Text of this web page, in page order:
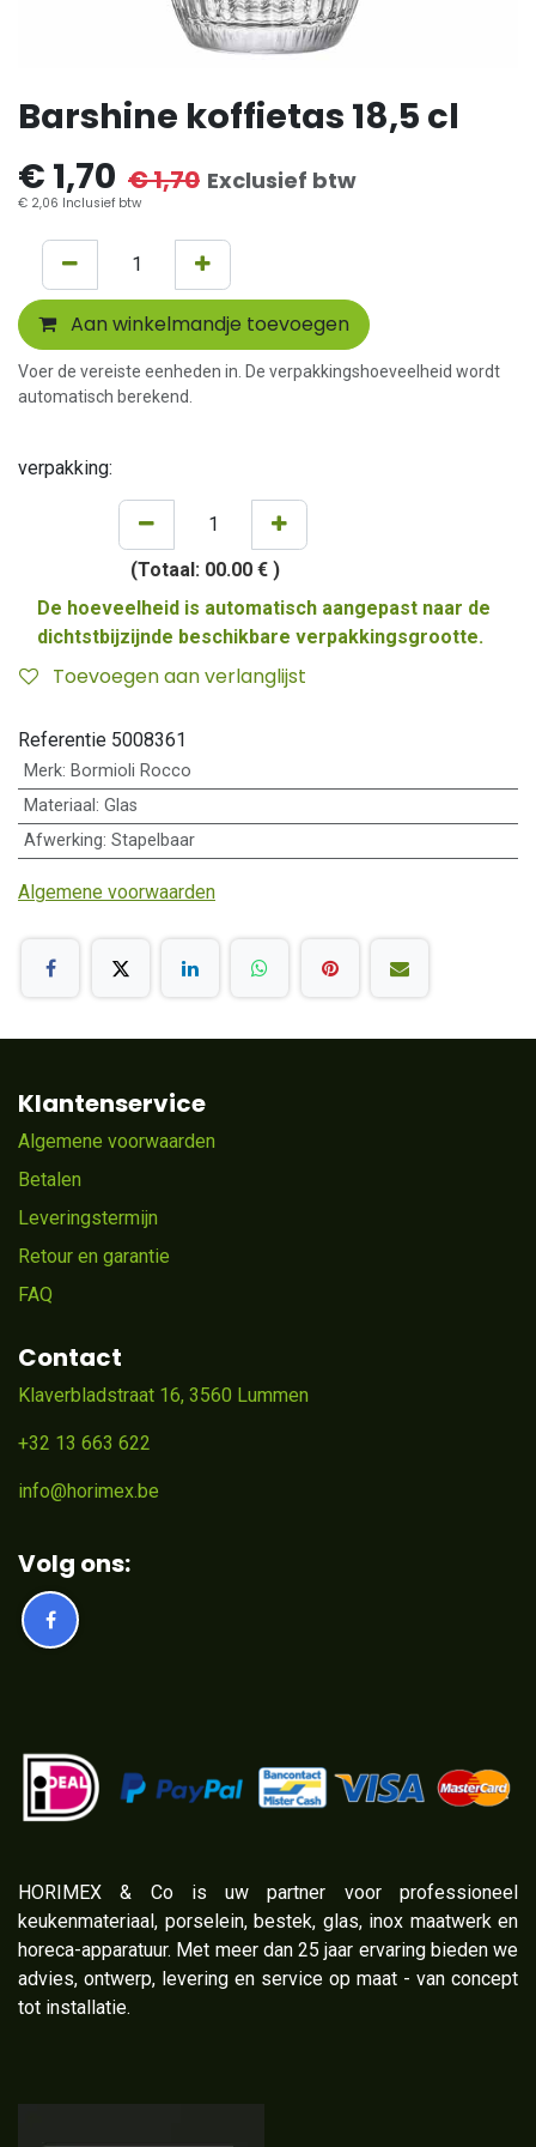
Barshine koffietas 18,5 cl
€ 1,70 €1,70 Exclusief btw
€ 2,06 Inclusief btw
Aan winkelmandje toevoegen
Voer de vereiste eenheden in. De verpakkingshoeveelheid wordt
automatisch berekend.
verpakking:
(Totaal: 00.00 € )
De hoeveelheid is automatisch aangepast naar de
dichtstbijzijnde beschikbare verpakkingsgrootte.
Toevoegen aan verlanglijst
Referentie 5008361
Merk: Bormioli Rocco
Materiaal : Glas
Afwerking: Stapelbaar
Algemene voorwaarden
Klantenservice
Algemene voorwaarden
Betalen
Leveringstermijn
Retour en garantie
FAQ
Contact
Klaverbladstraat 16, 3560 Lummen
+32 13 663 622
info@horimex.be
Volg ons:
​HORIMEX & Co is uw partner voor professioneel
keukenmateriaal, porselein, bestek, glas, inox maatwerk en
horeca-apparatuur. Met meer dan 25 jaar ervaring bieden we
advies, ontwerp, levering en service op maat - van concept
tot installatie.